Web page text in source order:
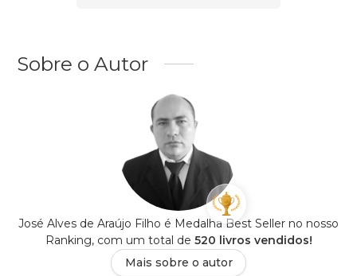
Sobre o Autor
José Alves de Araújo Filho é Medalha Best Seller no nosso
Ranking, com um total de 520 livros vendidos!
Mais sobre o autor